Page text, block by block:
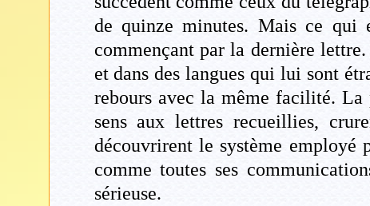
de quinze minutes. Mais ce qui
commençant par la dernière
et dans des langues qui lui sont
rebours avec la même facilité. La
sens aux lettres recueillies,
découvrirent le système employé
comme toutes ses
sérieuse.